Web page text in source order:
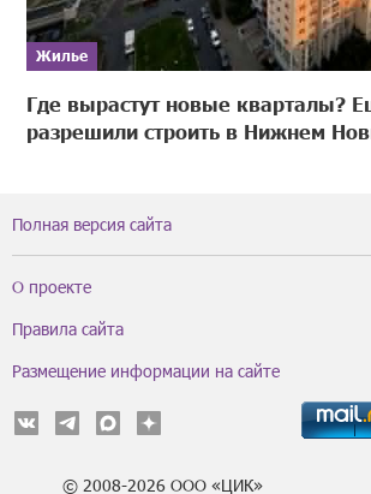
Жилье
Где вырастут новые кварталы?
разрешили строить в Нижнем
Полная версия сайта
О проекте
Правила сайта
Размещение информации на сайте
© 2008-2026 ООО «ЦИК»